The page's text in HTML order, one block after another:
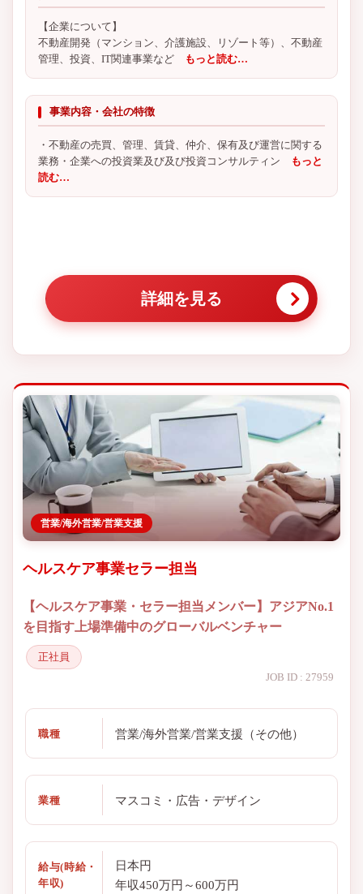
【企業について】
不動産開発（マンション、介護施設、リゾート等）、不動産
管理、投資、IT関連事業など もっと読む…
事業内容・会社の特徴
・不動産の売買、管理、賃貸、仲介、保有及び運営に関する
業務・企業への投資業及び及び投資コンサルティン もっと
読む…
詳細を見る
営業/海外営業/営業支援
ヘルスケア事業セラー担当
【ヘルスケア事業・セラー担当メンバー】アジアNo.1
を目指す上場準備中のグローバルベンチャー
正社員
JOB ID : 27959
職種 営業/海外営業/営業支援（その他）
業種 マスコミ・広告・デザイン
給与(時給・
年収)
日本円
年収450万円～600万円